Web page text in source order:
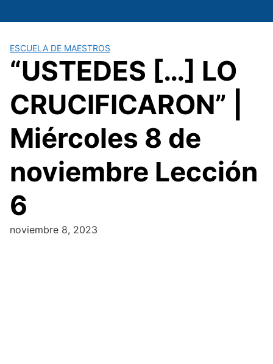
al
ESCUELA DE MAESTROS
“USTEDES […] LO
CRUCIFICARON” |
Miércoles 8 de
noviembre Lección
6
noviembre 8, 2023